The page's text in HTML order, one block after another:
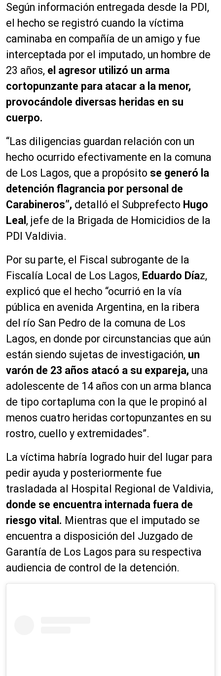
Según información entregada desde la PDI,
el hecho se registró cuando la víctima
caminaba en compañía de un amigo y fue
interceptada por el imputado, un hombre de
23 años, el agresor utilizó un arma
cortopunzante para atacar a la menor,
provocándole diversas heridas en su
cuerpo.
“Las diligencias guardan relación con un
hecho ocurrido efectivamente en la comuna
de Los Lagos, que a propósito se generó la
detención flagrancia por personal de
Carabineros”, detalló el Subprefecto Hugo
Leal , jefe de la Brigada de Homicidios de la
PDI Valdivia.
Por su parte, el Fiscal subrogante de la
Fiscalía Local de Los Lagos, Eduardo Díaz,
explicó que el hecho “ocurrió en la vía
pública en avenida Argentina, en la ribera
del río San Pedro de la comuna de Los
Lagos, en donde por circunstancias que aún
están siendo sujetas de investigación, un
varón de 23 años atacó a su expareja, una
adolescente de 14 años con un arma blanca
de tipo cortapluma con la que le propinó al
menos cuatro heridas cortopunzantes en su
rostro, cuello y extremidades”.
La víctima habría logrado huir del lugar para
pedir ayuda y posteriormente fue
trasladada al Hospital Regional de Valdivia,
donde se encuentra internada fuera de
riesgo vital. Mientras que el imputado se
encuentra a disposición del Juzgado de
Garantía de Los Lagos para su respectiva
audiencia de control de la detención.